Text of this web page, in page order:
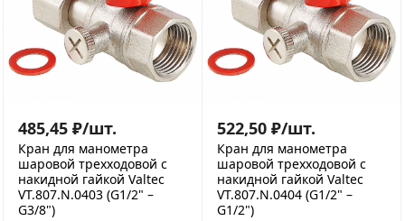
485,45 ₽/шт.
Кран для манометра
шаровой трехходовой с
накидной гайкой Valtec
VT.807.N.0403 (G1/2" –
G3/8")
522,50 ₽/шт.
Кран для манометра
шаровой трехходовой с
накидной гайкой Valtec
VT.807.N.0404 (G1/2" –
G1/2")